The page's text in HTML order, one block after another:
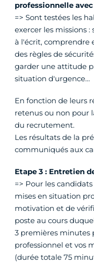
professionnelle
=> Sont testées les
exercer les missions
à l'écrit, comprendre
des règles de
garder une attitude
situation d'urgence…
En fonction de leurs
retenus ou non pour
du recrutement.
Les résultats de la
communiqués aux
Etape 3 : Entretien
=> Pour les
mises en situation
motivation et de
poste au cours
3 premières minutes
professionnel et vos
(durée totale 75